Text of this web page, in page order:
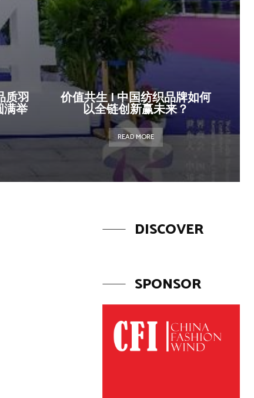
质羽
满举
价值共生 | 中国纺织品牌如何
以全链创新赢未来？
READ MORE
DISCOVER
SPONSOR